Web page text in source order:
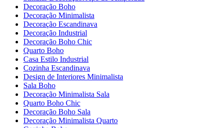
Decoração Boho
Decoração Minimalista
Decoração Escandinava
Decoração Industrial
Decoração Boho Chic
Quarto Boho
Casa Estilo Industrial
Cozinha Escandinava
Design de Interiores Minimalista
Sala Boho
Decoração Minimalista Sala
Quarto Boho Chic
Decoração Boho Sala
Decoração Minimalista Quarto